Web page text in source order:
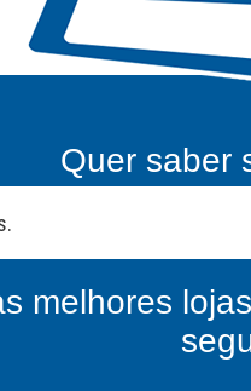
Quer saber
melhores